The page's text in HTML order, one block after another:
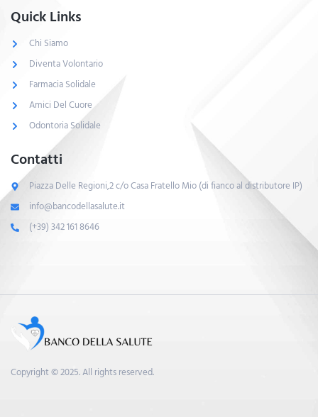
Quick Links
Chi Siamo
Diventa Volontario
Farmacia Solidale
Amici Del Cuore
Odontoria Solidale
Contatti
Piazza Delle Regioni,2 c/o Casa Fratello Mio (di fianco al distributore IP)
info@bancodellasalute.it
(+39) 342 161 8646
Copyright © 2025. All rights reserved.